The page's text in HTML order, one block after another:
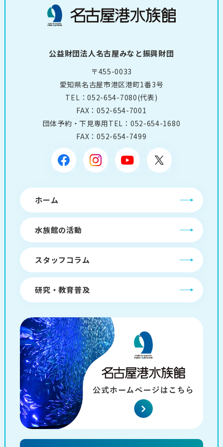
公益財団法人名古屋みなと振興財団
〒455-0033
愛知県名古屋市港区港町1番3号
TEL：052-654-7080(代表)
FAX：052-654-7001
団体予約・下見専用TEL： 052-654-1680
FAX：052-654-7499
ホーム
水族館の活動
スタッフコラム
研究・教育普及